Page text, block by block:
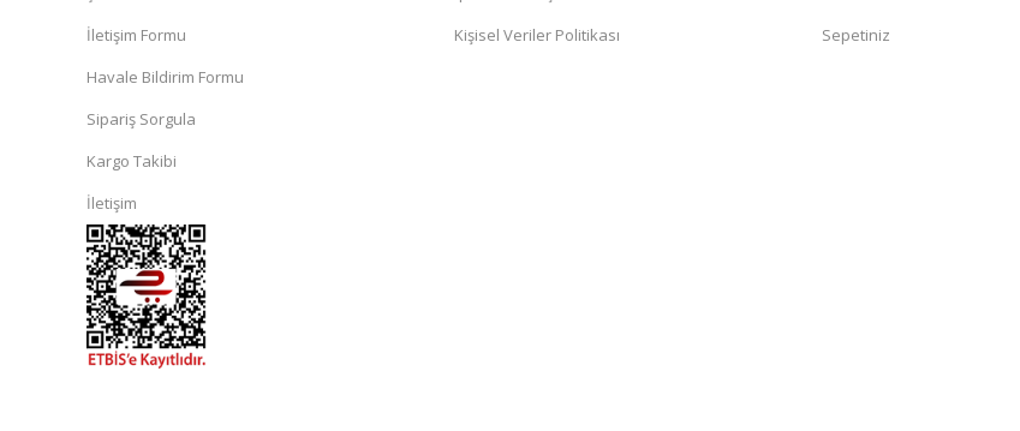
İletişim Formu
Havale Bildirim Formu
Sipariş Sorgula
Kargo Takibi
İletişim
Kişisel Veriler Politikası
Sepetiniz